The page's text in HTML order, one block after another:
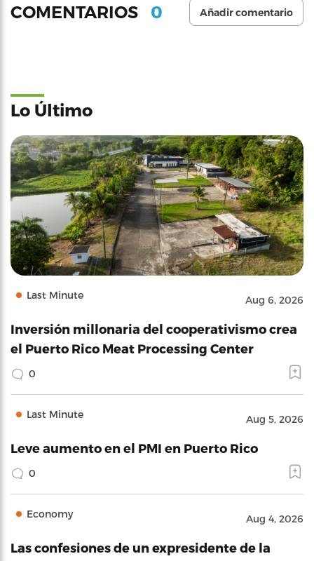
COMENTARIOS 0 Añadir comentario
Lo Último
Last Minute Aug 6, 2026
Inversión millonaria del cooperativismo crea
el Puerto Rico Meat Processing Center
0
Last Minute Aug 5, 2026
Leve aumento en el PMI en Puerto Rico
0
Economy Aug 4, 2026
Las confesiones de un expresidente de la